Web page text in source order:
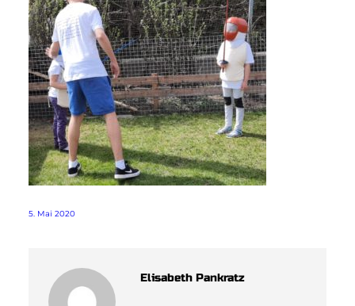
5. Mai 2020
Elisabeth Pankratz